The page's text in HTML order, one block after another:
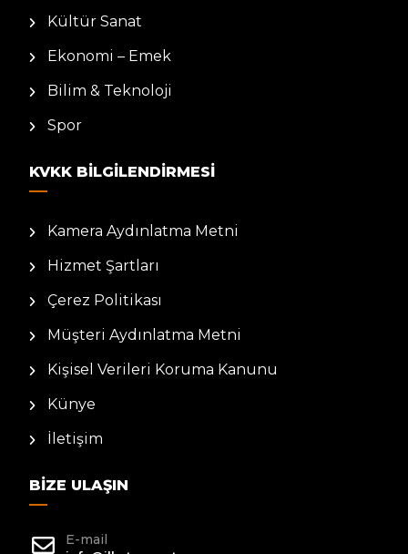
Kültür Sanat
Ekonomi – Emek
Bilim & Teknoloji
Spor
KVKK BILGILENDIRMESI
Kamera Aydınlatma Metni
Hizmet Şartları
Çerez Politikası
Müşteri Aydınlatma Metni
Kişisel Verileri Koruma Kanunu
Künye
İletişim
BIZE ULAŞIN
E-mail